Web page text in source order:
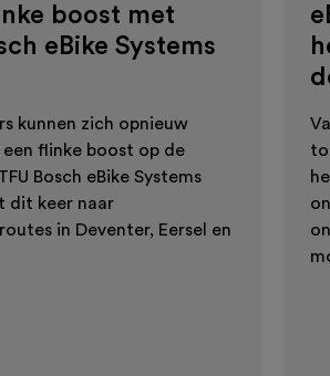
boost met
eBike Systems
kunnen zich opnieuw
flinke boost op de
Bosch eBike Systems
dit keer naar
in Deventer, Eersel en